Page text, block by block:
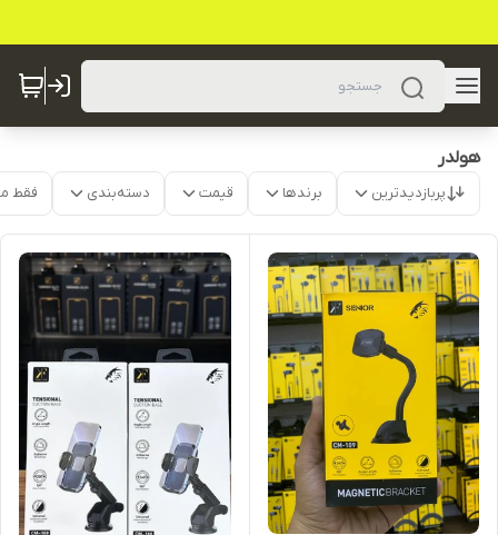
هولدر
پربازدیدترین برندها قیمت دسته‌بندی فقط